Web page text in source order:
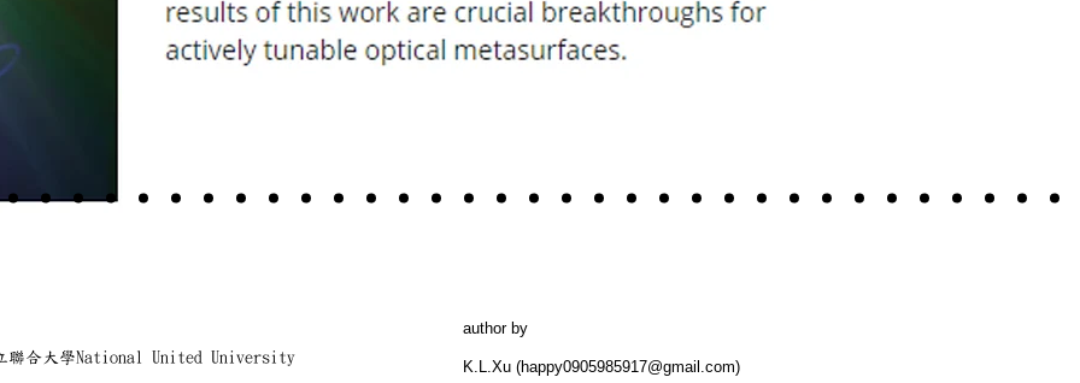
聯合大學National United University
author by
K.L.Xu (happy0905985917@gmail.com)